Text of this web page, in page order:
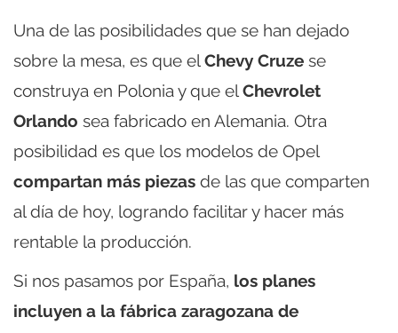
Una de las posibilidades que se han dejado
sobre la mesa, es que elChevy Cruze se
construya en Polonia y que elChevrolet
Orlando sea fabricado en Alemania. Otra
posibilidad es que los modelos de Opel
compartan más piezas de las que comparten
al día de hoy, logrando facilitar y hacer más
rentable la producción.
Si nos pasamos por España, los planes
incluyen a la fábrica zaragozana de